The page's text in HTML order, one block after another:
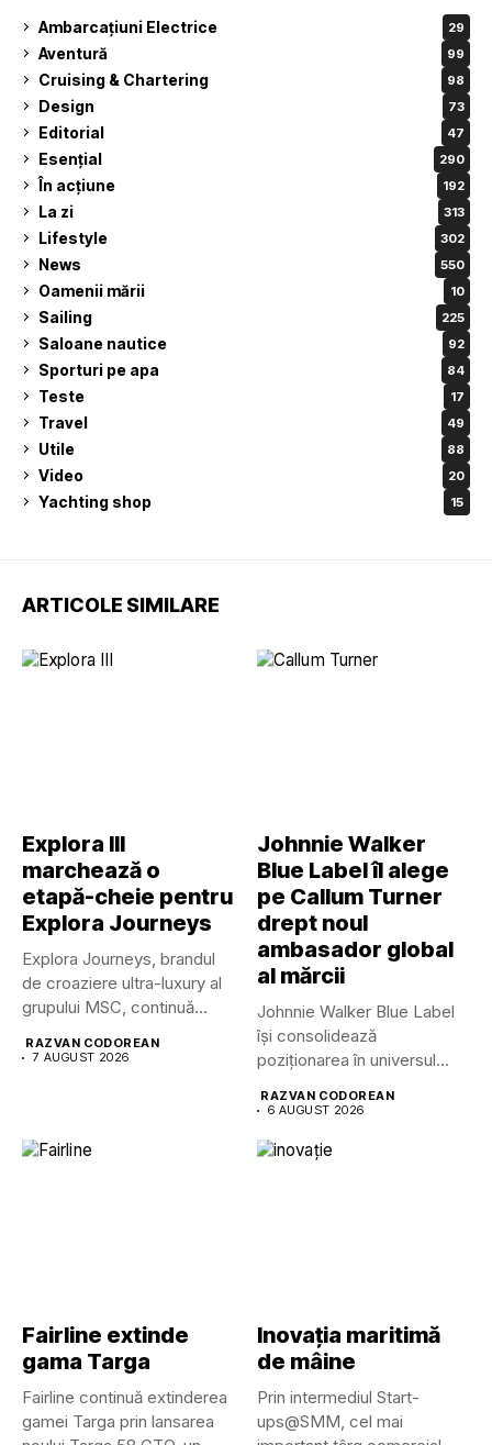
Ambarcațiuni Electrice 29
Aventură 99
Cruising & Chartering 98
Design 73
Editorial 47
Esențial 290
În acțiune 192
La zi 313
Lifestyle 302
News 550
Oamenii mării 10
Sailing 225
Saloane nautice 92
Sporturi pe apa 84
Teste 17
Travel 49
Utile 88
Video 20
Yachting shop 15
ARTICOLE SIMILARE
Explora III
marchează o
etapă-cheie pentru
Explora Journeys
Explora Journeys, brandul
de croaziere ultra-luxury al
grupului MSC, continuă
RAZVAN CODOREAN
7 AUGUST 2026
Johnnie Walker
Blue Label îl alege
pe Callum Turner
drept noul
ambasador global
al mărcii
Johnnie Walker Blue Label
își consolidează
poziționarea în universul
RAZVAN CODOREAN
6 AUGUST 2026
Fairline extinde
gama Targa
Fairline continuă extinderea
gamei Targa prin lansarea
Inovația maritimă
de mâine
Prin intermediul Start-
ups@SMM, cel mai